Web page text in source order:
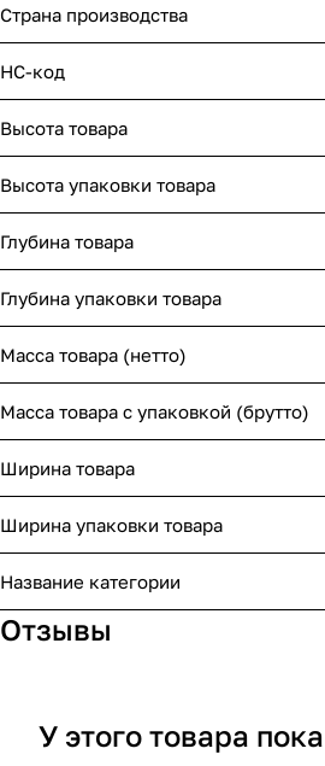
Страна производства
НС-код
Высота товара
Высота упаковки товара
Глубина товара
Глубина упаковки товара
Масса товара (нетто)
Масса товара с упаковкой (брутто)
Ширина товара
Ширина упаковки товара
Название категории
Отзывы
У этого товара